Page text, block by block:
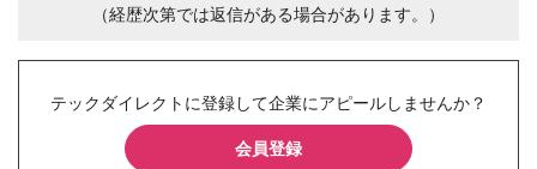
（経歴次第では返信がある場合があります。）
テックダイレクトに登録して企業にアピールしませんか？
会員登録